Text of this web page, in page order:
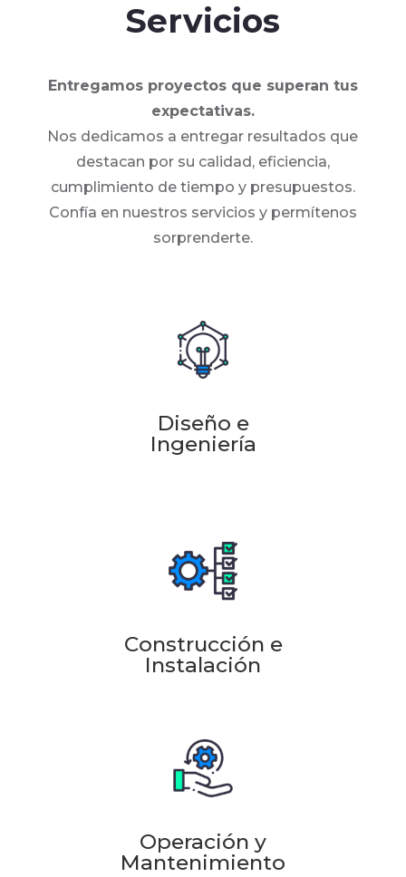
Servicios
Entregamos proyectos que superan tus
expectativas.
Nos dedicamos a entregar resultados que
destacan por su calidad, eficiencia,
cumplimiento de tiempo y presupuestos.
Confía en nuestros servicios y permítenos
sorprenderte.
Diseño e
Ingeniería
Construcción e
Instalación
Operación y
Mantenimiento